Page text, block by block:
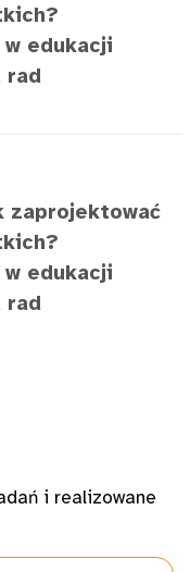
edukacji
rad
zaprojektować
edukacji
rad
i realizowane